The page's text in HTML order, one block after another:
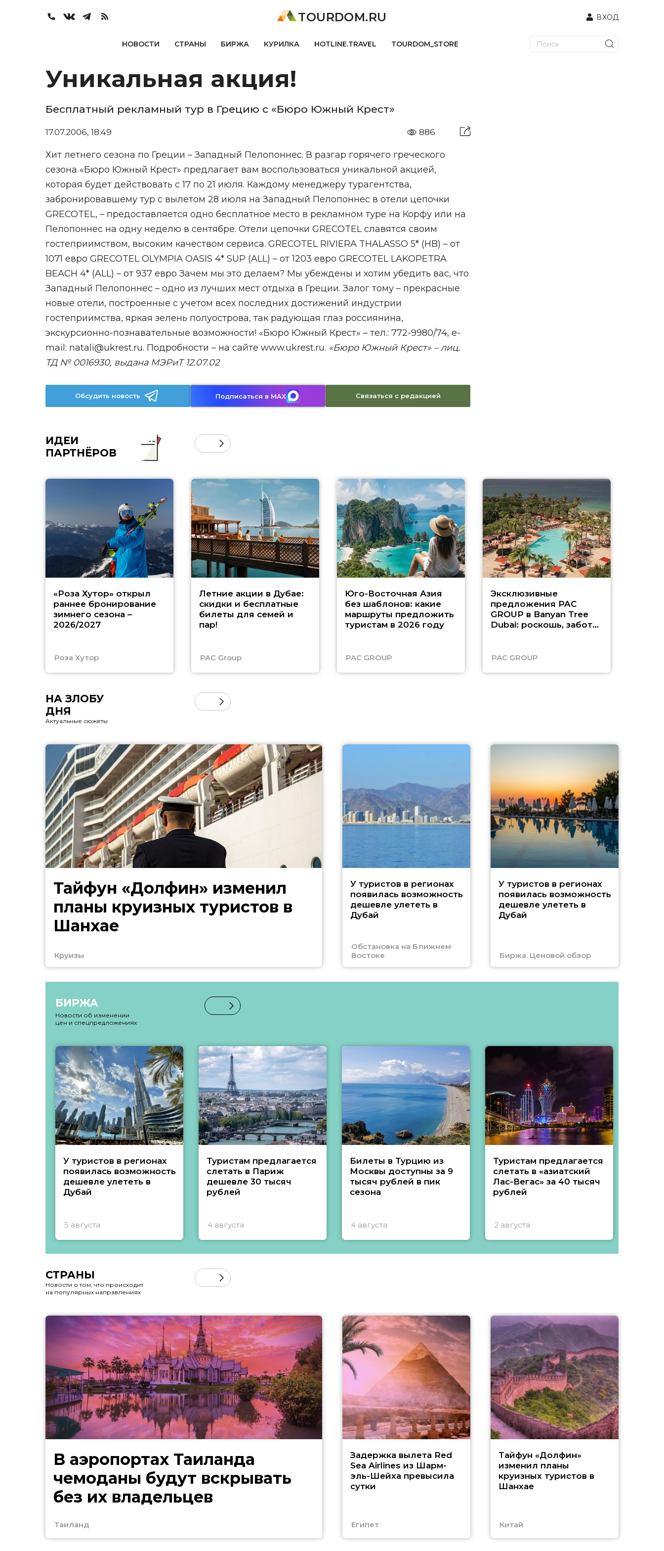
TOURDOM.RU ВХОД
НОВОСТИ СТРАНЫ БИРЖА КУРИЛКА HOTLINE.TRAVEL TOURDOM_STORE
Уникальная акция!
Бесплатный рекламный тур в Грецию с «Бюро Южный Крест»
17.07.2006, 18:49 886
Хит летнего сезона по Греции – Западный Пелопоннес. В разгар горячего греческого
сезона «Бюро Южный Крест» предлагает вам воспользоваться уникальной акцией,
которая будет действовать с 17 по 21 июля. Каждому менеджеру турагентства,
забронировавшему тур c вылетом 28 июля на Западный Пелопоннес в отели цепочки
GRECOTEL, – предоставляется одно бесплатное место в рекламном туре на Корфу или на
Пелопоннес на одну неделю в сентябре. Отели цепочки GRECOTEL славятся своим
гостеприимством, высоким качеством сервиса. GRECOTEL RIVIERA THALASSO 5* (HB) – от
1071 евро GRECOTEL OLYMPIA OASIS 4* SUP (ALL) – от 1203 евро GRECOTEL LAKOPETRA
BEACH 4* (ALL) – от 937 евро Зачем мы это делаем? Мы убеждены и хотим убедить вас, что
Западный Пелопоннес – одно из лучших мест отдыха в Греции. Залог тому – прекрасные
новые отели, построенные с учетом всех последних достижений индустрии
гостеприимства, яркая зелень полуострова, так радующая глаз россиянина,
экскурсионно-познавательные возможности! «Бюро Южный Крест» – тел.: 772-9980/74, e-
mail: natali@ukrest.ru. Подробности – на сайте www.ukrest.ru. «Бюро Южный Крест» – лиц.
ТД № 0016930, выдана МЭРиТ 12.07.02
Обсудить новость Подписаться в MAX Связаться с редакцией
ИДЕИ
ПАРТНЁРОВ
«Роза Хутор» открыл
раннее бронирование
зимнего сезона –
2026/2027
Роза Хутор
Летние акции в Дубае:
скидки и бесплатные
билеты для семей и
пар!
PAC Group
Юго-Восточная Азия
без шаблонов: какие
маршруты предложить
туристам в 2026 году
PAC GROUP
Эксклюзивные
предложения PAC
GROUP в Banyan Tree
Dubai: роскошь, забота
PAC GROUP
НА ЗЛОБУ
ДНЯ
Актуальные сюжеты
Тайфун «Долфин» изменил
планы круизных туристов в
Шанхае
Круизы
У туристов в регионах
появилась возможность
дешевле улететь в
Дубай
Обстановка на Ближнем
Востоке
У туристов в регионах
появилась возможность
дешевле улететь в
Дубай
Биржа. Ценовой обзор
БИРЖА
Новости об изменении
цен и спецпредложениях
У туристов в регионах
появилась возможность
дешевле улететь в
Дубай
5 августа
Туристам предлагается
слетать в Париж
дешевле 30 тысяч
рублей
4 августа
Билеты в Турцию из
Москвы доступны за 9
тысяч рублей в пик
сезона
4 августа
Туристам предлагается
слетать в «азиатский
Лас-Вегас» за 40 тысяч
рублей
2 августа
СТРАНЫ
Новости о том, что происходит
на популярных направлениях
В аэропортах Таиланда
чемоданы будут вскрывать
без их владельцев
Таиланд
Задержка вылета Red
Sea Airlines из Шарм-
эль-Шейха превысила
сутки
Египет
Тайфун «Долфин»
изменил планы
круизных туристов в
Шанхае
Китай